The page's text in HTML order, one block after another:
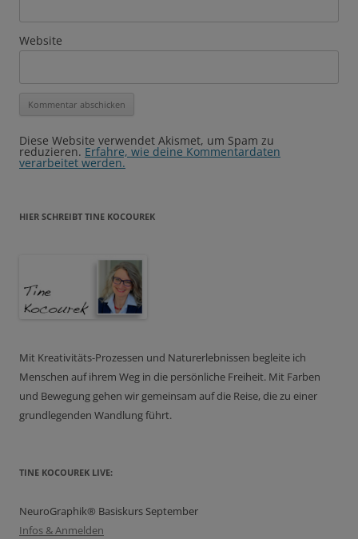
Website
Diese Website verwendet Akismet, um Spam zu
reduzieren. Erfahre, wie deine Kommentardaten
verarbeitet werden.
HIER SCHREIBT TINE KOCOUREK
Mit Kreativitäts-Prozessen und Naturerlebnissen begleite ich
Menschen auf ihrem Weg in die persönliche Freiheit. Mit Farben
und Bewegung gehen wir gemeinsam auf die Reise, die zu einer
grundlegenden Wandlung führt.
TINE KOCOUREK LIVE:
NeuroGraphik® Basiskurs September
Infos & Anmelden